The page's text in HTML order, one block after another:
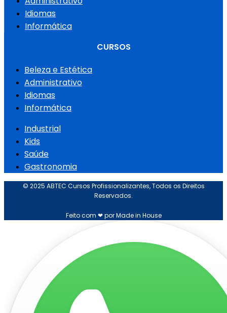
Idiomas
Informática
CURSOS
Beleza e Estética
Administrativo
Idiomas
Informática
Industrial
Kids
Saúde
Gastronomia
© 2025 ABTEC Cursos Profissionalizantes, Todos os Direitos
Reservados.
Feito com ❤ por Made in House